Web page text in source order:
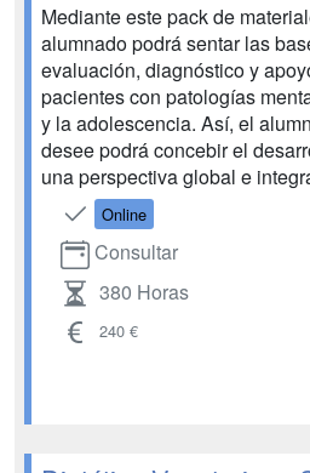
Mediante este pack de
alumnado podrá sentar las
evaluación, diagnóstico y
pacientes con patologías
y la adolescencia. Así, el
desee podrá concebir el
una perspectiva global e
Online
Consultar
380 Horas
240 €